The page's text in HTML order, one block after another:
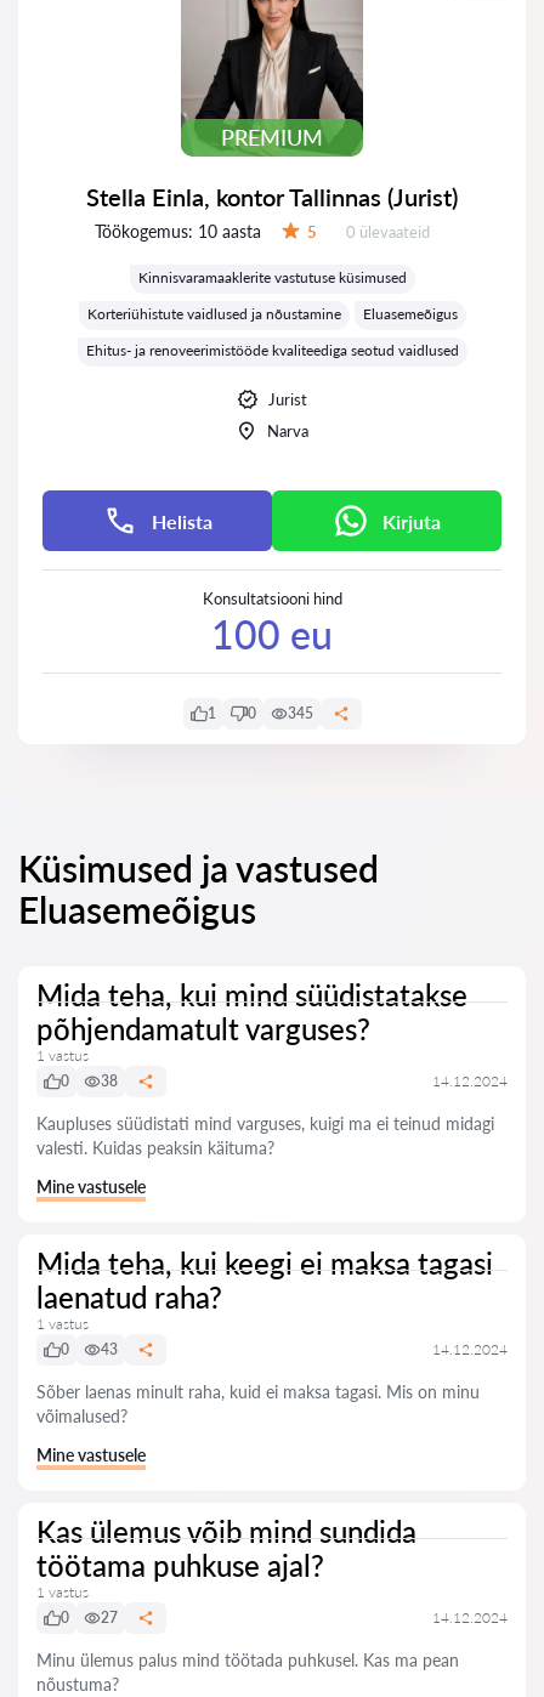
PREMIUM
Stella Einla, kontor Tallinnas (Jurist)
Töökogemus: 10 aasta 5 Ülevaateid:
0 ülevaateid
Kinnisvaramaaklerite vastutuse küsimused
Korteriühistute vaidlused ja nõustamine
Eluasemeõigus
Ehitus- ja renoveerimistööde kvaliteediga seotud vaidlused
Jurist
Narva
Helista Kirjuta
Konsultatsiooni hind
100 eu
1 0 345
Küsimused ja vastused
Eluasemeõigus
Mida teha, kui mind süüdistatakse
põhjendamatult varguses?
1 vastus
0
38 14.12.2024
Kaupluses süüdistati mind varguses, kuigi ma ei teinud midagi
valesti. Kuidas peaksin käituma?
Mine vastusele
Mida teha, kui keegi ei maksa tagasi
laenatud raha?
1 vastus
0
43 14.12.2024
Sõber laenas minult raha, kuid ei maksa tagasi. Mis on minu
võimalused?
Mine vastusele
Kas ülemus võib mind sundida
töötama puhkuse ajal?
1 vastus
0
27 14.12.2024
Minu ülemus palus mind töötada puhkusel. Kas ma pean
nõustuma?